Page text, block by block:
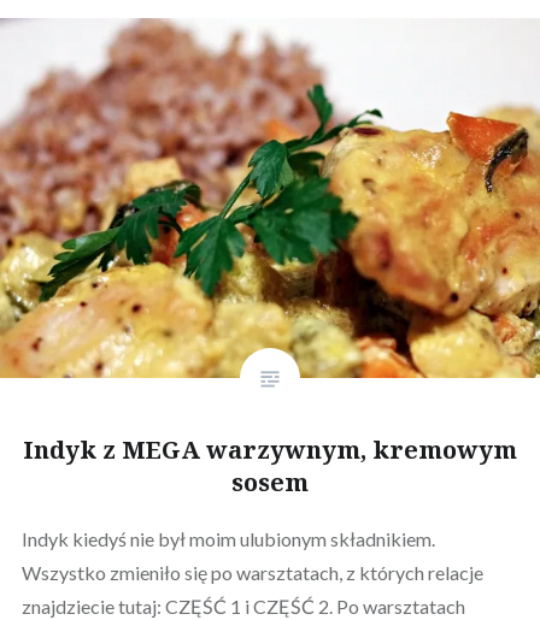
Indyk z MEGA warzywnym, kremowym
sosem
Indyk kiedyś nie był moim ulubionym składnikiem.
Wszystko zmieniło się po warsztatach, z których relacje
znajdziecie tutaj: CZĘŚĆ 1 i CZĘŚĆ 2. Po warsztatach